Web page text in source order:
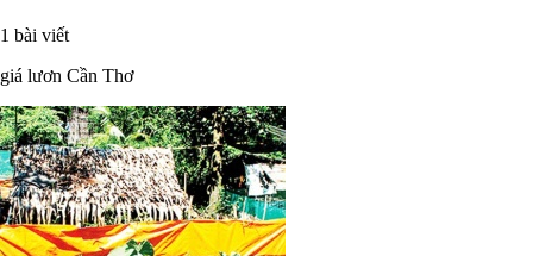
1 bài viết
giá lươn Cần Thơ